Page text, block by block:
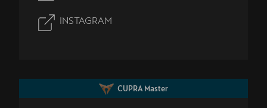
INSTAGRAM
CUPRA Master